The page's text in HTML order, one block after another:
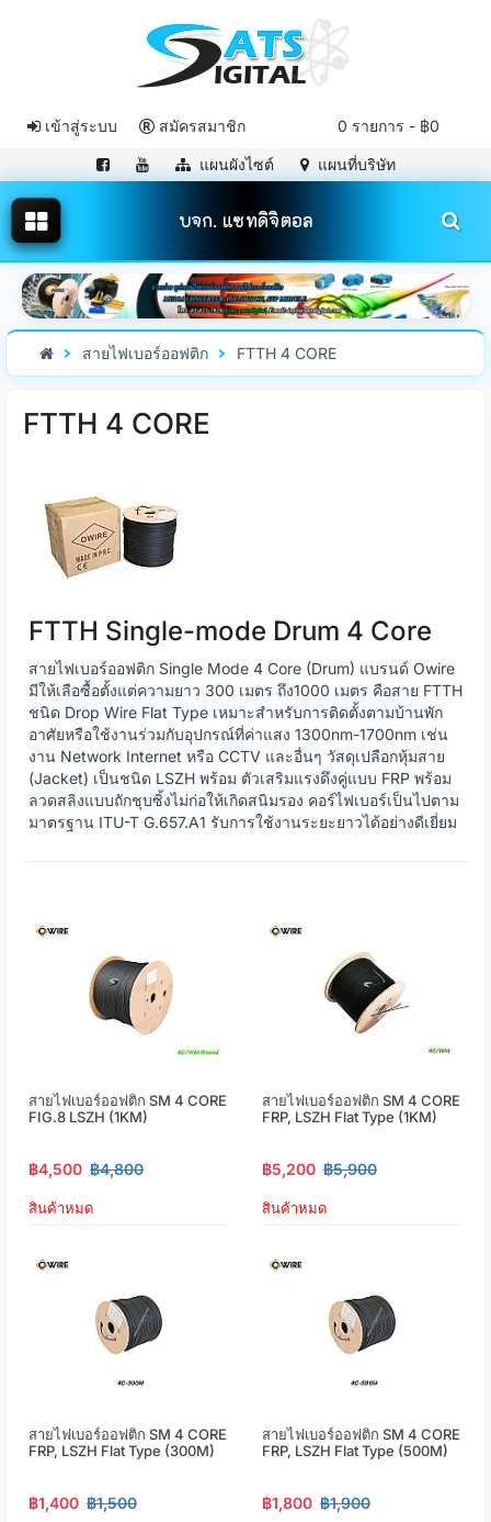
0 รายการ - ฿0
เข้าสู่ระบบ สมัครสมาชิก
แผนผังไซต์ แผนที่บริษัท
บจก. แซทดิจิตอล
สายไฟเบอร์ออฟติก FTTH 4 CORE
FTTH 4 CORE
FTTH Single-mode Drum 4 Core
สายไฟเบอร์ออฟติก Single Mode 4 Core (Drum) แบรนด์ Owire
มีให้เลือซื้อตั้งแต่ความยาว 300 เมตร ถึง1000 เมตร คือสาย FTTH
ชนิด Drop Wire Flat Type เหมาะสำหรับการติดตั้งตามบ้านพัก
อาศัยหรือใช้งานร่วมกับอุปกรณ์ที่ค่าแสง 1300nm-1700nm เช่น
งาน Network Internet หรือ CCTV และอื่นๆ วัสดุเปลือกหุ้มสาย
(Jacket) เป็นชนิด LSZH พร้อม ตัวเสริมแรงดึงคู่แบบ FRP พร้อม
ลวดสลิงแบบถักชุบซิ้งไม่ก่อให้เกิดสนิมรอง คอร์ไฟเบอร์เป็นไปตาม
มาตรฐาน ITU-T G.657.A1 รับการใช้งานระยะยาวได้อย่างดีเยี่ยม
สายไฟเบอร์ออฟติก SM 4 CORE
FIG.8 LSZH (1KM)
฿4,500 ฿4,800
สินค้าหมด
สายไฟเบอร์ออฟติก SM 4 CORE
FRP, LSZH Flat Type (1KM)
฿5,200 ฿5,900
สินค้าหมด
สายไฟเบอร์ออฟติก SM 4 CORE
FRP, LSZH Flat Type (300M)
฿1,400 ฿1,500
สายไฟเบอร์ออฟติก SM 4 CORE
FRP, LSZH Flat Type (500M)
฿1,800 ฿1,900